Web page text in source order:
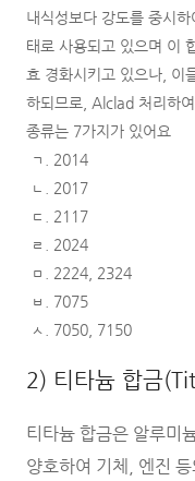
내식성보다 강도를 중시
태로 사용되고 있으며 이
효 경화시키고 있으나, 이
하되므로, Alclad 처리하
종류는 7가지가 있어요
ㄱ. 2014
ㄴ. 2017
ㄷ. 2117
ㄹ. 2024
ㅁ. 2224, 2324
ㅂ. 7075
ㅅ. 7050, 7150
2) 티타늄 합금
티타늄 합금은 알루미
양호하여 기체, 엔진